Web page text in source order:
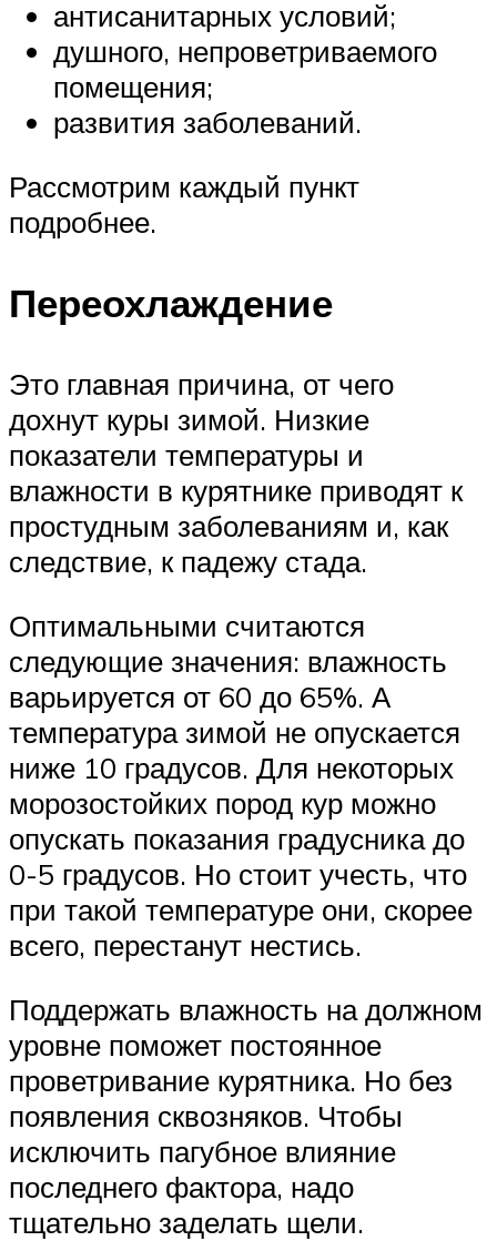
антисанитарных условий;
душного, непроветриваемого
помещения;
развития заболеваний.
Рассмотрим каждый пункт
подробнее.
Переохлаждение
Это главная причина, от чего
дохнут куры зимой. Низкие
показатели температуры и
влажности в курятнике приводят к
простудным заболеваниям и, как
следствие, к падежу стада.
Оптимальными считаются
следующие значения: влажность
варьируется от 60 до 65%. А
температура зимой не опускается
ниже 10 градусов. Для некоторых
морозостойких пород кур можно
опускать показания градусника до
0-5 градусов. Но стоит учесть, что
при такой температуре они, скорее
всего, перестанут нестись.
Поддержать влажность на должном
уровне поможет постоянное
проветривание курятника. Но без
появления сквозняков. Чтобы
исключить пагубное влияние
последнего фактора, надо
тщательно заделать щели.